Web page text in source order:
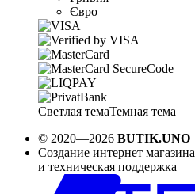
Євро
Светлая темаТемная тема
© 2020—2026 BUTIK.UNO
Создание интернет магазина
и техническая поддержка